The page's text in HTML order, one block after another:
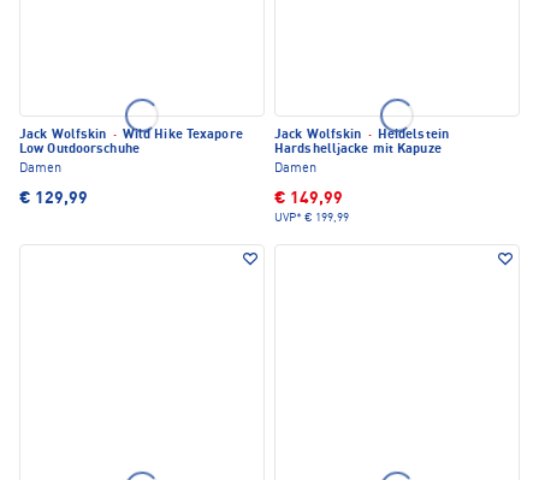
Jack Wolfskin · Wild Hike Texapore
Low Outdoorschuhe
Damen
€ 129,99
Jack Wolfskin · Heidelstein
Hardshelljacke mit Kapuze
Damen
€ 149,99
UVP* € 199,99